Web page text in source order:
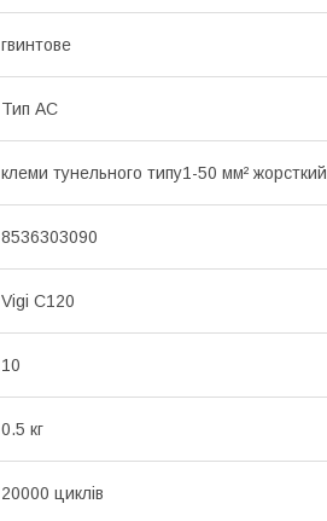
гвинтове
Тип АС
клеми тунельного типу1-50 мм² жорсткий
8536303090
Vigi C120
10
0.5 кг
20000 циклів